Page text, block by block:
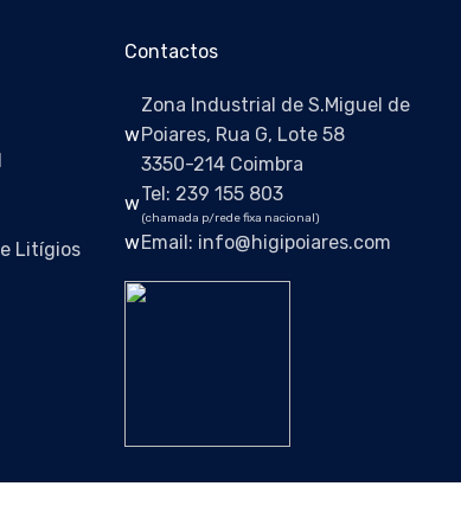
Litígios
Contactos
Zona Industrial de S.Miguel de
Poiares, Rua G, Lote 58
3350-214 Coimbra
Tel: 239 155 803
(chamada p/rede fixa nacional)
Email: info@higipoiares.com